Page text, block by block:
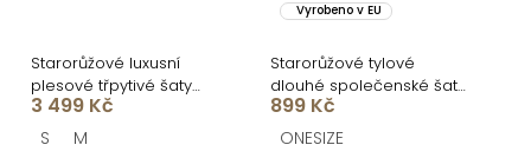
Starorůžové luxusní
plesové třpytivé šaty
RAVELLE s rozparkem
3 499 Kč
S M
Vyrobeno v EU
Starorůžové tylové
dlouhé společenské šaty
ASHER
899 Kč
ONESIZE